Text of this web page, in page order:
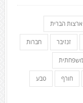
ארצות הברית
זנזיבר חברות
חורף טבע